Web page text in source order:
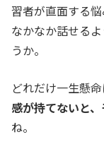
習者が直面する
なかなか話せる
うか。
どれだけ一生懸命
感が持てないと
ね。